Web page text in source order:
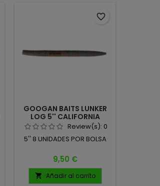
GOOGAN BAITS LUNKER
LOG 5'' CALIFORNIA
CRAWReview(s): 0
5'' 8 UNIDADES POR BOLSA
Precio
9,50 €
 Añadir al carrito
favorite_border